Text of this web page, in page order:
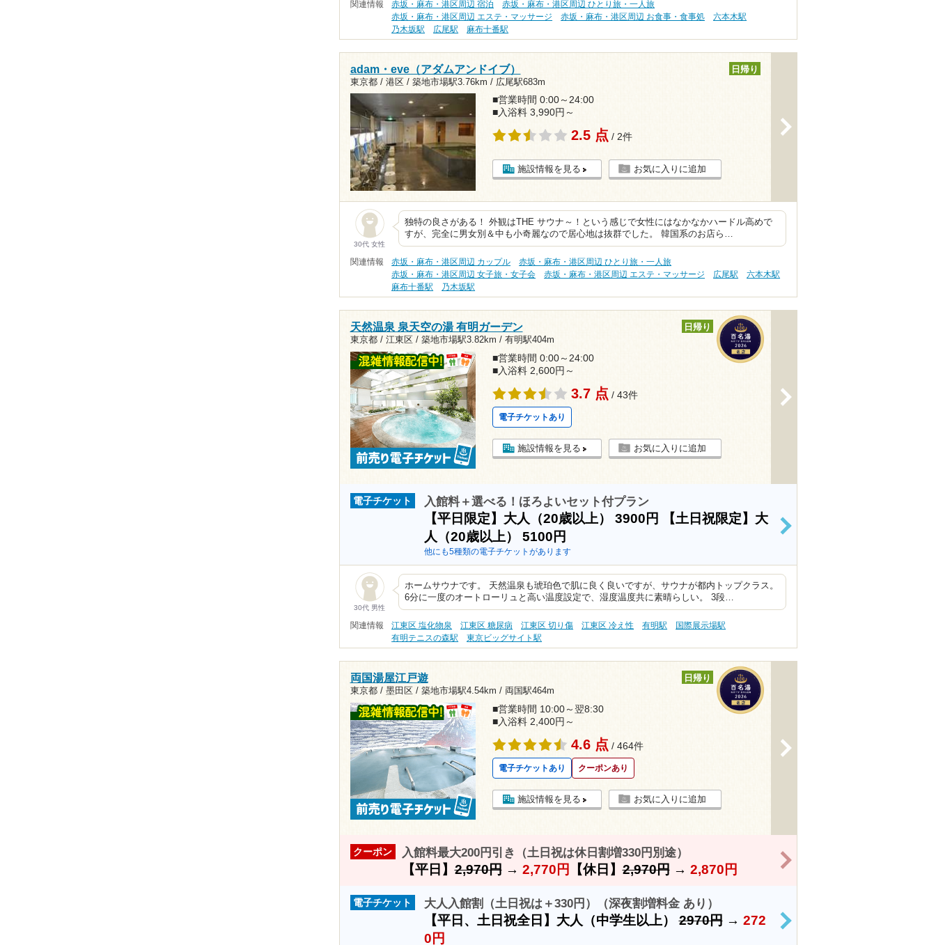
関連情報 赤坂・麻布・港区周辺 宿泊
赤坂・麻布・港区周辺 ひとり旅・一人旅
赤坂・麻布・港区周辺 エステ・マッサージ
赤坂・麻布・港区周辺 お食事・食事処
六本木駅
乃木坂駅
広尾駅 麻布十番駅
adam・eve（アダムアンドイブ）
東京都 / 港区 / 築地市場駅3.76km / 広尾駅683m
日帰り
■営業時間 0:00～24:00
■入浴料 3,990円～
2.5 点 / 2件
施設情報を見る お気に入りに追加
30代 女性
独特の良さがある！ 外観はTHE サウナ～！という感じで女性にはなかなかハードル高めで
すが、完全に男女別＆中も小奇麗なので居心地は抜群でした。 韓国系のお店ら…
関連情報 赤坂・麻布・港区周辺 カップル
赤坂・麻布・港区周辺 ひとり旅・一人旅
赤坂・麻布・港区周辺 女子旅・女子会
赤坂・麻布・港区周辺 エステ・マッサージ 広尾駅
六本木駅
麻布十番駅
乃木坂駅
天然温泉 泉天空の湯 有明ガーデン
東京都 / 江東区 / 築地市場駅3.82km / 有明駅404m
日帰り
■営業時間 0:00～24:00
■入浴料 2,600円～
3.7 点 / 43件
電子チケットあり
施設情報を見る お気に入りに追加
電子チケット 入館料＋選べる！ほろよいセット付プラン
【平日限定】大人（20歳以上） 3900円
【土日祝限定】大
人（20歳以上） 5100円
他にも5種類の電子チケットがあります
>
30代 男性
ホームサウナです。 天然温泉も琥珀色で肌に良く良いですが、サウナが都内トップクラス。
6分に一度のオートローリュと高い温度設定で、湿度温度共に素晴らしい。 3段…
関連情報 江東区 塩化物泉 江東区 糖尿病 江東区 切り傷 江東区 冷え性 有明駅
国際展示場駅
有明テニスの森駅
東京ビッグサイト駅
両国湯屋江戸遊
東京都 / 墨田区 / 築地市場駅4.54km / 両国駅464m
日帰り
■営業時間 10:00～翌8:30
■入浴料 2,400円～
4.6 点 / 464件
電子チケットあり クーポンあり
施設情報を見る お気に入りに追加
クーポン 入館料最大200円引き（土日祝は休日割増330円別途）
【平日】2,970円→ 2,770円 【休日】2,970円→ 2,870円
>
電子チケット 大人入館割（土日祝は＋330円）（深夜割増料金 あり）
【平日、土日祝全日】大人（中学生以上）2970円→ 272
0円
>